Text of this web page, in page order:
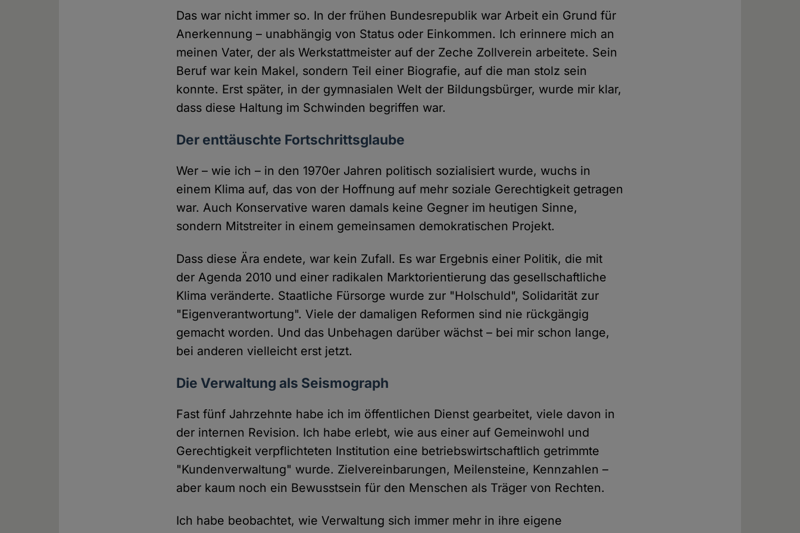
Das war nicht immer so. In der frühen Bundesrepublik war Arbeit ein Grund für
Anerkennung – unabhängig von Status oder Einkommen. Ich erinnere mich an
meinen Vater, der als Werkstattmeister auf der Zeche Zollverein arbeitete. Sein
Beruf war kein Makel, sondern Teil einer Biografie, auf die man stolz sein
konnte. Erst später, in der gymnasialen Welt der Bildungsbürger, wurde mir klar,
dass diese Haltung im Schwinden begriffen war.
Der enttäuschte Fortschrittsglaube
Wer – wie ich – in den 1970er Jahren politisch sozialisiert wurde, wuchs in
einem Klima auf, das von der Hoffnung auf mehr soziale Gerechtigkeit getragen
war. Auch Konservative waren damals keine Gegner im heutigen Sinne,
sondern Mitstreiter in einem gemeinsamen demokratischen Projekt.
Dass diese Ära endete, war kein Zufall. Es war Ergebnis einer Politik, die mit
der Agenda 2010 und einer radikalen Marktorientierung das gesellschaftliche
Klima veränderte. Staatliche Fürsorge wurde zur "Holschuld", Solidarität zur
"Eigenverantwortung". Viele der damaligen Reformen sind nie rückgängig
gemacht worden. Und das Unbehagen darüber wächst – bei mir schon lange,
bei anderen vielleicht erst jetzt.
Die Verwaltung als Seismograph
Fast fünf Jahrzehnte habe ich im öffentlichen Dienst gearbeitet, viele davon in
der internen Revision. Ich habe erlebt, wie aus einer auf Gemeinwohl und
Gerechtigkeit verpflichteten Institution eine betriebswirtschaftlich getrimmte
"Kundenverwaltung" wurde. Zielvereinbarungen, Meilensteine, Kennzahlen –
aber kaum noch ein Bewusstsein für den Menschen als Träger von Rechten.
Ich habe beobachtet, wie Verwaltung sich immer mehr in ihre eigene